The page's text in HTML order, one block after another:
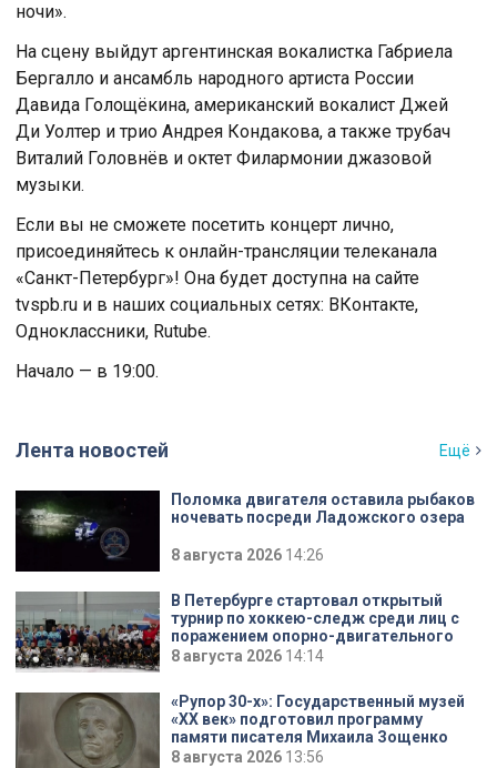
ночи».
На сцену выйдут аргентинская вокалистка Габриела
Бергалло и ансамбль народного артиста России
Давида Голощёкина, американский вокалист Джей
Ди Уолтер и трио Андрея Кондакова, а также трубач
Виталий Головнёв и октет Филармонии джазовой
музыки.
Если вы не сможете посетить концерт лично,
присоединяйтесь к онлайн-трансляции телеканала
«Санкт-Петербург»! Она будет доступна на сайте
tvspb.ru и в наших социальных сетях: ВКонтакте,
Одноклассники, Rutube.
Начало — в 19:00.
Лента новостей Ещё
Поломка двигателя оставила рыбаков
ночевать посреди Ладожского озера
8 августа 2026 14:26
В Петербурге стартовал открытый
турнир по хоккею-следж среди лиц с
поражением опорно-двигательного
аппарата
8 августа 2026 14:14
«Рупор 30-х»: Государственный музей
«XX век» подготовил программу
памяти писателя Михаила Зощенко
8 августа 2026 13:56